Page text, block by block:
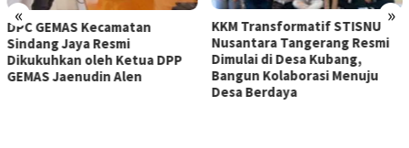
« »
KKM Transformatif STISNU
Nusantara Tangerang Resmi
Dimulai di Desa Kubang,
Bangun Kolaborasi Menuju
OA PHIGMA Berperan Aktif
Mengawal Penyumpahan 105
Advokat Baru di Pengadilan
Tinggi Banten